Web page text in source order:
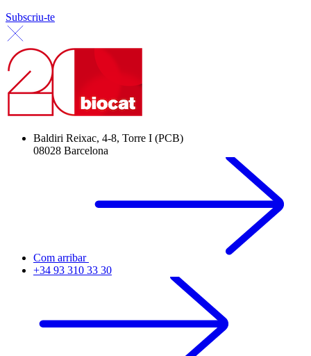
Subscriu-te
Baldiri Reixac, 4-8, Torre I (PCB)
08028 Barcelona
Com arribar
+34 93 310 33 30